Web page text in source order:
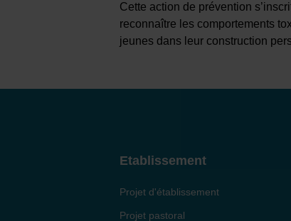
Cette action de prévention
reconnaître les comportements
jeunes dans leur construction
Etablissement
Projet d'établissement
Projet pastoral